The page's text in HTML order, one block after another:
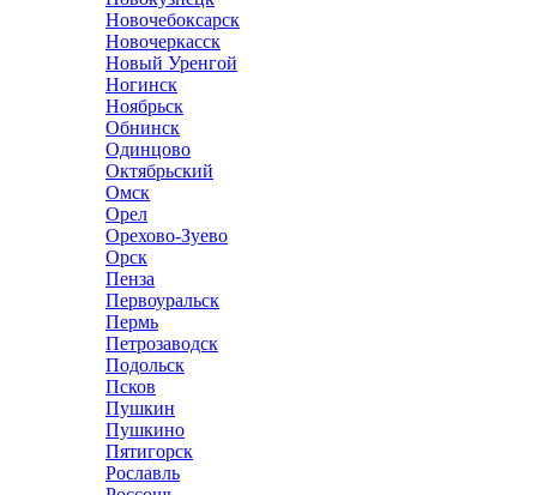
Новочебоксарск
Новочеркасск
Новый Уренгой
Ногинск
Ноябрьск
Обнинск
Одинцово
Октябрьский
Омск
Орел
Орехово-Зуево
Орск
Пенза
Первоуральск
Пермь
Петрозаводск
Подольск
Псков
Пушкин
Пушкино
Пятигорск
Рославль